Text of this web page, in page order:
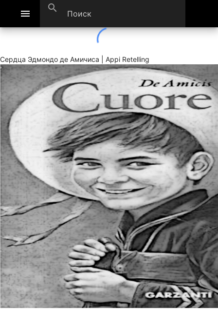
menu search
Сердца Эдмондо де Амичиса | Appi Retelling